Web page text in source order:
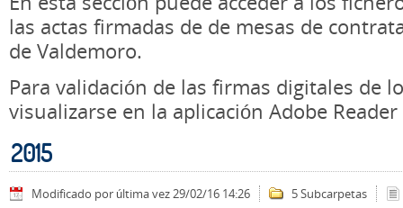
las actas firmadas de de mesas de
de Valdemoro.
Para validación de las firmas digitales de
visualizarse en la aplicación Adobe Reader
2015
Modificado por última vez 29/02/16 14:26 5 Subcarpetas